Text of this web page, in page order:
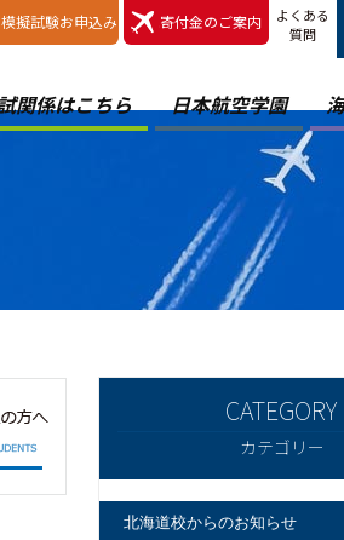
模擬試験お申込み 寄付金のご案内
よくある
質問
関係はこちら 日本航空学園
カテゴリー
北海道校からのお知らせ